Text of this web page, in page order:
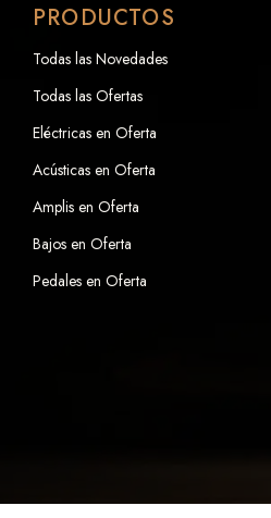
PRODUCTOS
Todas las Novedades
Todas las Ofertas
Eléctricas en Oferta
Acústicas en Oferta
Amplis en Oferta
Bajos en Oferta
Pedales en Oferta